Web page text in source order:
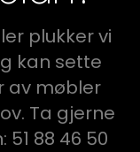
plukker vi
kan sette
av møbler
Ta gjerne
88 46 50